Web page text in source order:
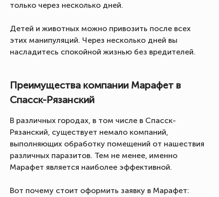
только через несколько дней.
Детей и животных можно привозить после всех
этих манипуляций. Через несколько дней вы
насладитесь спокойной жизнью без вредителей.
Преимущества компании Марафет в
Спасск-Рязанский
В различных городах, в том числе в Спасск-
Рязанский, существует немало компаний,
выполняющих обработку помещений от нашествия
различных паразитов. Тем не менее, именно
Марафет является наиболее эффективной.
Вот почему стоит оформить заявку в Марафет: